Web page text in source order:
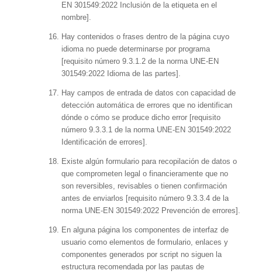
EN 301549:2022 Inclusión de la etiqueta en el
nombre].
Hay contenidos o frases dentro de la página cuyo
idioma no puede determinarse por programa
[requisito número 9.3.1.2 de la norma UNE-EN
301549:2022 Idioma de las partes].
Hay campos de entrada de datos con capacidad de
detección automática de errores que no identifican
dónde o cómo se produce dicho error [requisito
número 9.3.3.1 de la norma UNE-EN 301549:2022
Identificación de errores].
Existe algún formulario para recopilación de datos o
que comprometen legal o financieramente que no
son reversibles, revisables o tienen confirmación
antes de enviarlos [requisito número 9.3.3.4 de la
norma UNE-EN 301549:2022 Prevención de errores].
En alguna página los componentes de interfaz de
usuario como elementos de formulario, enlaces y
componentes generados por script no siguen la
estructura recomendada por las pautas de